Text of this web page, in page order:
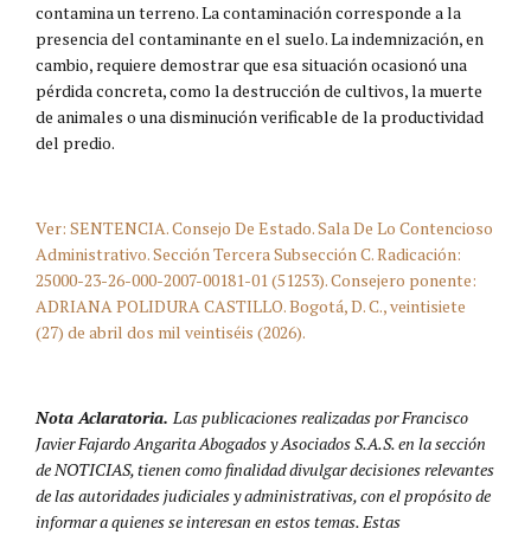
contamina un terreno. La contaminación corresponde a la
presencia del contaminante en el suelo. La indemnización, en
cambio, requiere demostrar que esa situación ocasionó una
pérdida concreta, como la destrucción de cultivos, la muerte
de animales o una disminución verificable de la productividad
del predio.
Ver: SENTENCIA. Consejo De Estado. Sala De Lo Contencioso
Administrativo. Sección Tercera Subsección C. Radicación:
25000-23-26-000-2007-00181-01 (51253). Consejero ponente:
ADRIANA POLIDURA CASTILLO. Bogotá, D. C., veintisiete
(27) de abril dos mil veintiséis (2026).
Nota Aclaratoria.Las publicaciones realizadas por Francisco
Javier Fajardo Angarita Abogados y Asociados S.A.S. en la sección
de NOTICIAS, tienen como finalidad divulgar decisiones relevantes
de las autoridades judiciales y administrativas, con el propósito de
informar a quienes se interesan en estos temas. Estas